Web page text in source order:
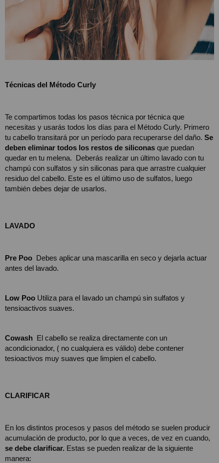
Técnicas del Método Curly
Te compartimos todas los pasos técnica por técnica que
necesitas y usarás todos los días para el Método Curly. Primero
tu cabello transitará por un período para recuperarse del daño. Se
deben eliminar todos los restos de siliconas que puedan
quedar en tu melena.  Deberás realizar un último lavado con tu
champú con sulfatos y sin siliconas para que arrastre cualquier
residuo del cabello. Este es el último uso de sulfatos, luego
también debes dejar de usarlos.
LAVADO
Pre Poo Debes aplicar una mascarilla en seco y dejarla actuar
antes del lavado.
Low Poo Utiliza para el lavado un champú sin sulfatos y
tensioactivos suaves.
Cowash El cabello se realiza directamente con un
acondicionador, ( no cualquiera es válido) debe contener
tesioactivos muy suaves que limpien el cabello.
CLARIFICAR
En los distintos procesos y pasos del método se suelen producir
se debe clarificar. Estas se pueden realizar de la siguiente
manera: